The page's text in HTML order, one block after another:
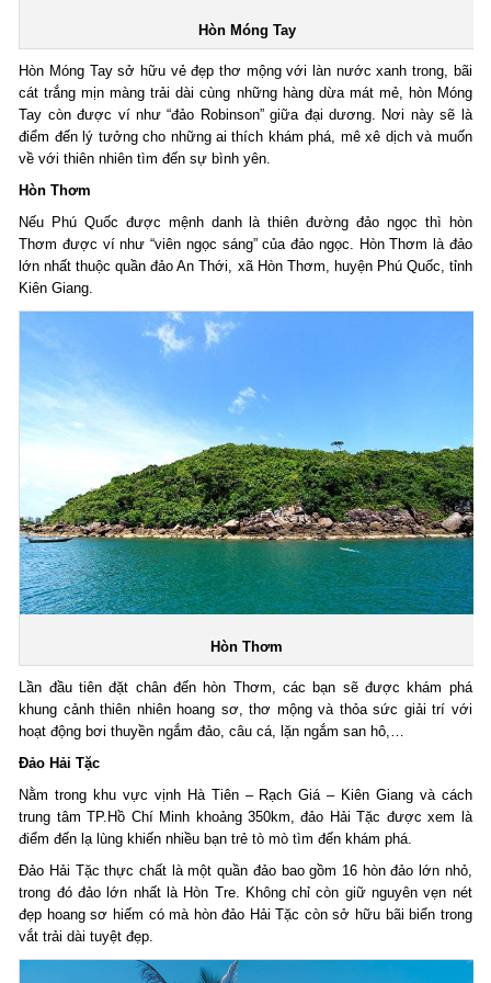
Hòn Móng Tay
Hòn Móng Tay sở hữu vẻ đẹp thơ mộng với làn nước xanh trong, bãi
cát trắng mịn màng trải dài cùng những hàng dừa mát mẻ, hòn Móng
Tay còn được ví như “đảo Robinson” giữa đại dương. Nơi này sẽ là
điểm đến lý tưởng cho những ai thích khám phá, mê xê dịch và muốn
về với thiên nhiên tìm đến sự bình yên.
Hòn Thơm
Nếu Phú Quốc được mệnh danh là thiên đường đảo ngọc thì hòn
Thơm được ví như “viên ngọc sáng” của đảo ngọc. Hòn Thơm là đảo
lớn nhất thuộc quần đảo An Thới, xã Hòn Thơm, huyện Phú Quốc, tỉnh
Kiên Giang.
Hòn Thơm
Lần đầu tiên đặt chân đến hòn Thơm, các bạn sẽ được khám phá
khung cảnh thiên nhiên hoang sơ, thơ mộng và thỏa sức giải trí với
hoạt động bơi thuyền ngắm đảo, câu cá, lặn ngắm san hô,…
Đảo Hải Tặc
Nằm trong khu vực vịnh Hà Tiên – Rạch Giá – Kiên Giang và cách
trung tâm TP.Hồ Chí Minh khoảng 350km, đảo Hải Tặc được xem là
điểm đến lạ lùng khiến nhiều bạn trẻ tò mò tìm đến khám phá.
Đảo Hải Tặc thực chất là một quần đảo bao gồm 16 hòn đảo lớn nhỏ,
trong đó đảo lớn nhất là Hòn Tre. Không chỉ còn giữ nguyên vẹn nét
đẹp hoang sơ hiếm có mà hòn đảo Hải Tặc còn sở hữu bãi biển trong
vắt trải dài tuyệt đẹp.